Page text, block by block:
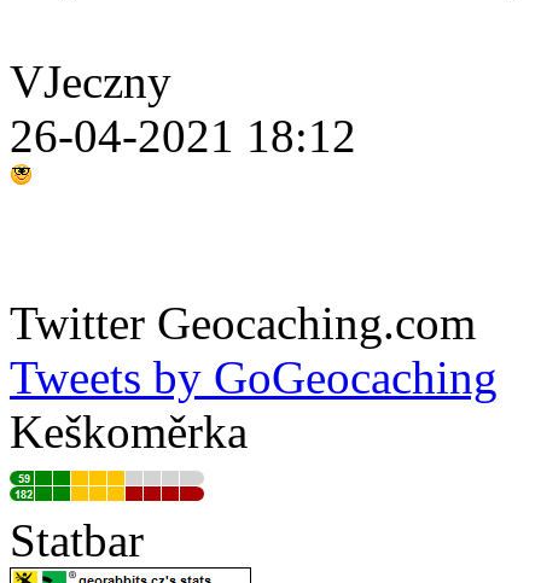
VJeczny
26-04-2021 18:12
Twitter Geocaching.com
Tweets by GoGeocaching
Keškoměrka
Statbar